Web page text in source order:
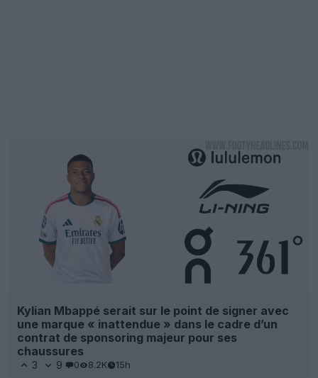
Kylian Mbappé serait sur le point de signer avec
une marque « inattendue » dans le cadre d’un
contrat de sponsoring majeur pour ses
chaussures
3 9 0 8.2K 15h